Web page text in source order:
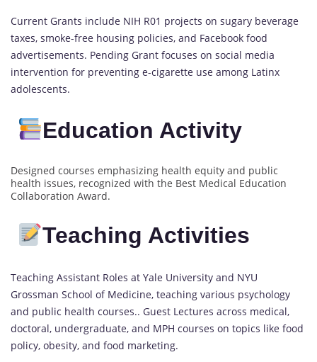
Current Grants include NIH R01 projects on sugary beverage
taxes, smoke-free housing policies, and Facebook food
advertisements. Pending Grant focuses on social media
intervention for preventing e-cigarette use among Latinx
adolescents.
Education Activity
Designed courses emphasizing health equity and public
health issues, recognized with the Best Medical Education
Collaboration Award.
Teaching Activities
Teaching Assistant Roles at Yale University and NYU
Grossman School of Medicine, teaching various psychology
and public health courses.. Guest Lectures across medical,
doctoral, undergraduate, and MPH courses on topics like food
policy, obesity, and food marketing.